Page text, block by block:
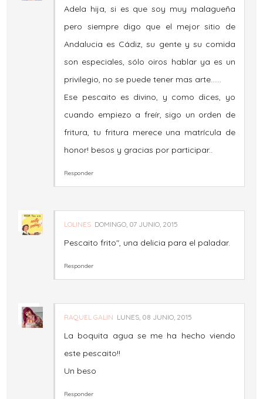
Adela hija, si es que soy muy malagueña
pero siempre digo que el mejor sitio de
Andalucia es Cádiz, su gente y su comida
son especiales, sólo oiros hablar ya es un
privilegio, no se puede tener mas arte......
Ese pescaito es divino, y como dices, yo
cuando empiezo a freír, sigo un orden de
fritura, tu fritura merece una matrícula de
honor! besos y gracias por participar..
Responder
LOLINES DOMINGO, 07 JUNIO, 2015
Pescaito frito", una delicia para el paladar.
Responder
RAQUEL GALIN LUNES, 08 JUNIO, 2015
La boquita agua se me ha hecho viendo
este pescaito!!
Un beso
Responder